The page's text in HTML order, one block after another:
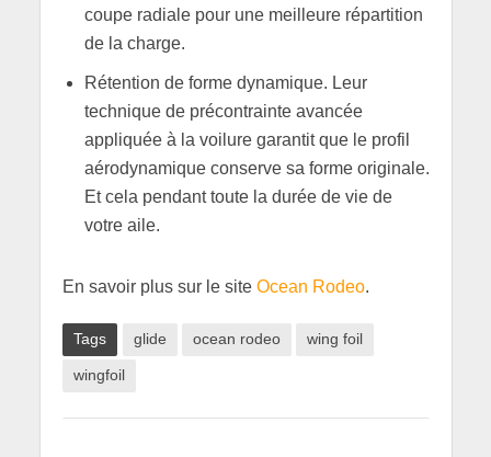
coupe radiale pour une meilleure répartition
de la charge.
Rétention de forme dynamique. Leur
technique de précontrainte avancée
appliquée à la voilure garantit que le profil
aérodynamique conserve sa forme originale.
Et cela pendant toute la durée de vie de
votre aile.
En savoir plus sur le site Ocean Rodeo.
Tags glide ocean rodeo wing foil
wingfoil